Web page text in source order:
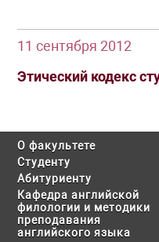
11 сентября 2012
Этический кодекс
О факультете
Студенту
Абитуриенту
Кафедра английской
филологии и методики
преподавания
английского языка